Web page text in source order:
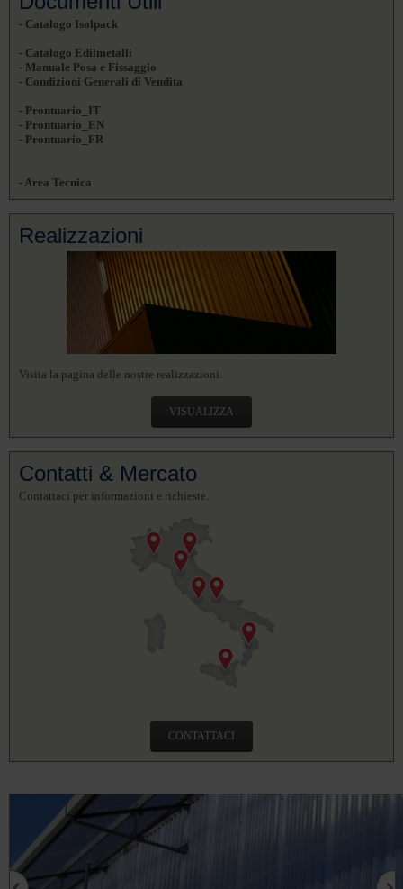
- Catalogo Isolpack
- Catalogo Edilmetalli
- Manuale Posa e Fissaggio
- Condizioni Generali di Vendita
- Prontuario_IT
- Prontuario_EN
- Prontuario_FR
- Area Tecnica
Realizzazioni
Visita la pagina delle nostre realizzazioni.
VISUALIZZA
Contatti & Mercato
Contattaci per informazioni e richieste.
CONTATTACI